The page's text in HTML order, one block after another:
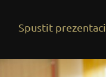
Spustit prezentaci